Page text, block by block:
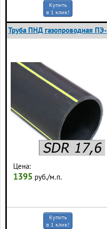
Купить
в 1 клик!
Труба ПНД газопроводная
Цена:
1395 руб./м.п.
Купить
в 1 клик!